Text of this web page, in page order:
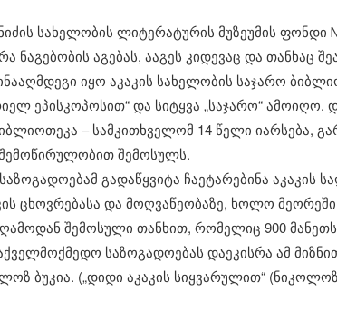
სახელობის ლიტერატურის მუზეუმის ფონდი
აგებას, ააგეს კიდევაც და თანხაც
იყო აკაკის სახელობის საჯარო
ეპისკოპოსით“ და სიტყვა „საჯარო“ ამოიღო.
– სამკითხველომ 14 წელი იარსება,
შემოსულს.
გადაწყვიტა ჩაეტარებინა აკაკის
ცხოვრებასა და მოღვაწეობაზე, ხოლო
შემოსული თანხით, რომელიც 900
საზოგადოებას დაეკისრა ამ
ბუკია. („დიდი აკაკის სიყვარულით“ (ნიკოლოზ